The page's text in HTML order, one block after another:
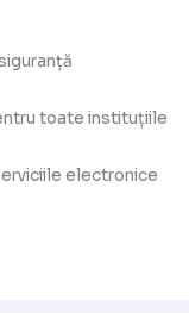
toate instituțiile
electronice